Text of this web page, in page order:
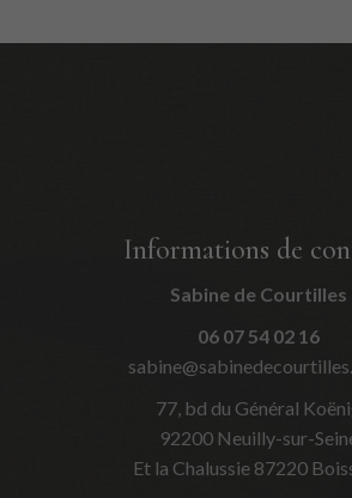
Informations de
Sabine de Courtilles
06 07 54 02 16
77, bd du Général
92200 Neuilly-sur-
Et la Chalussie 87220